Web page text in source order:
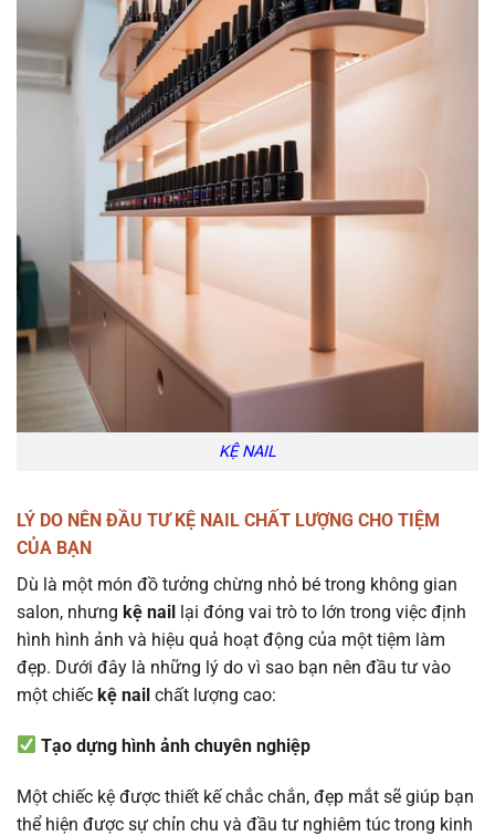
KỆ NAIL
LÝ DO NÊN ĐẦU TƯ KỆ NAIL CHẤT LƯỢNG CHO TIỆM
CỦA BẠN
Dù là một món đồ tưởng chừng nhỏ bé trong không gian
salon, nhưng kệ nail lại đóng vai trò to lớn trong việc định
hình hình ảnh và hiệu quả hoạt động của một tiệm làm
đẹp. Dưới đây là những lý do vì sao bạn nên đầu tư vào
một chiếc kệ nail chất lượng cao:
Tạo dựng hình ảnh chuyên nghiệp
Một chiếc kệ được thiết kế chắc chắn, đẹp mắt sẽ giúp bạn
thể hiện được sự chỉn chu và đầu tư nghiêm túc trong kinh